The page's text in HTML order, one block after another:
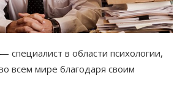
специалист в области психологии,
всем мире благодаря своим